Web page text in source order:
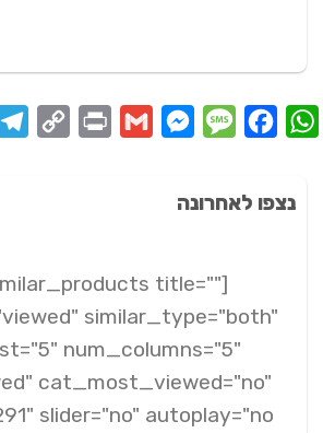
WhatsApp
Facebook
Message
Messenger
Gmail
Print
Copy
נצפו לאחרונה
title=""
similar_type="both"
num_columns="5"
cat_most_viewed="no"
slider="no" autoplay="no"]